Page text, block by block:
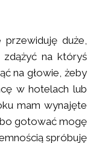
przewiduję duże,
zdążyć na któryś
na głowie, żeby
w hotelach lub
mam wynajęte
gotować mogę
spróbuję